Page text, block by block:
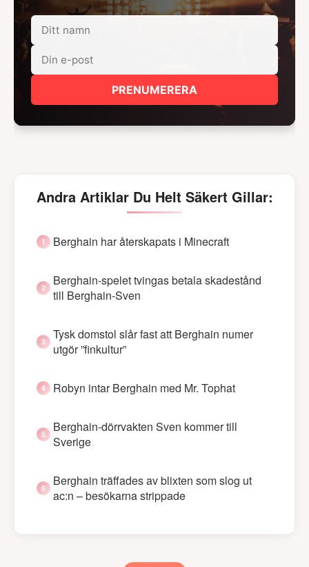
PRENUMERERA
Andra Artiklar Du Helt Säkert Gillar:
Berghain har återskapats i Minecraft
Berghain-spelet tvingas betala skadestånd
till Berghain-Sven
Tysk domstol slår fast att Berghain numer
utgör ”finkultur”
Robyn intar Berghain med Mr. Tophat
Berghain-dörrvakten Sven kommer till
Sverige
Berghain träffades av blixten som slog ut
ac:n – besökarna strippade